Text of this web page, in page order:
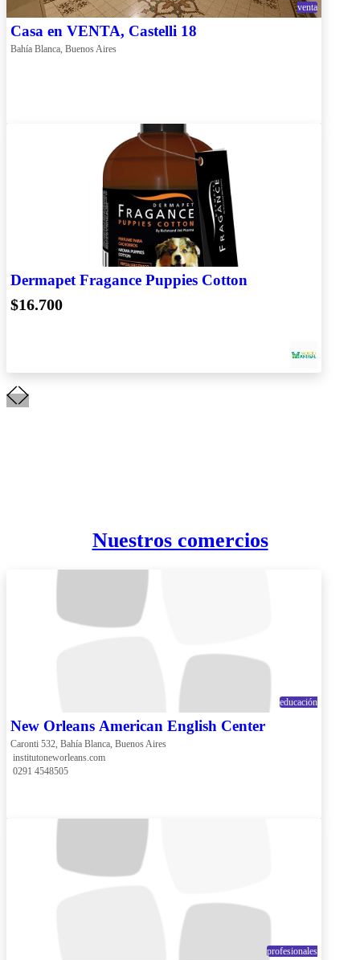
venta
Casa en VENTA, Castelli 18
Bahía Blanca, Buenos Aires
Dermapet Fragance Puppies Cotton
$16.700
Nuestros comercios
educación
New Orleans American English Center
Caronti 532, Bahía Blanca, Buenos Aires
institutoneworleans.com
0291 4548505
profesionales